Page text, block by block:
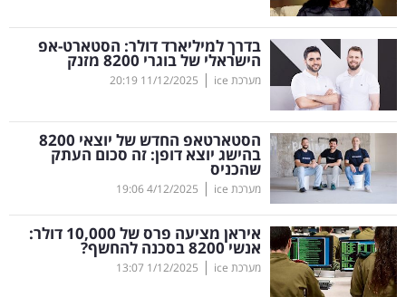
שיווק
ופרסום
משפט
מדדים
ומחקרים
דעות
רכילות
עסקית
בדרך למיליארד דולר: הסטארט-אפ
הישראלי של בוגרי 8200 מזנק
מערכת ice |
11/12/2025
20:19
הסטארטאפ החדש של יוצאי 8200
בהישג יוצא דופן: זה סכום העתק
שהכניס
מערכת ice |
4/12/2025
19:06
איראן מציעה פרס של 10,000 דולר:
אנשי 8200 בסכנה להחשף?
מערכת ice |
1/12/2025
13:07